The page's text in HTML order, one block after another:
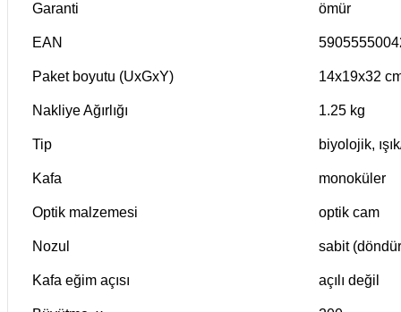
Garanti ömür
EAN
Paket boyutu (UxGxY) 14x19x32
Nakliye Ağırlığı 1.25 kg
Tip biyolojik,
Kafa monoküler
Optik malzemesi optik cam
Nozul sabit
Kafa eğim açısı açılı değil